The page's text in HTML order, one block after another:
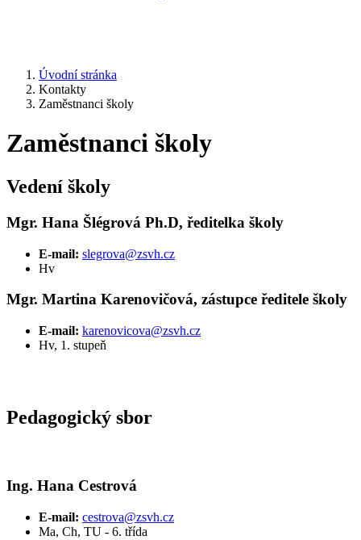
Úvodní stránka
Kontakty
Zaměstnanci školy
Zaměstnanci školy
Vedení školy
Mgr. Hana Šlégrová Ph.D, ředitelka školy
E-mail: slegrova@zsvh.cz
Hv
Mgr. Martina Karenovičová, zástupce ředitele školy
E-mail: karenovicova@zsvh.cz
Hv, 1. stupeň
Pedagogický sbor
Ing. Hana Cestrová
E-mail: cestrova@zsvh.cz
Ma, Ch, TU - 6. třída